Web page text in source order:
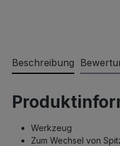
Beschreibung
Werkzeug
Zum Wechsel von